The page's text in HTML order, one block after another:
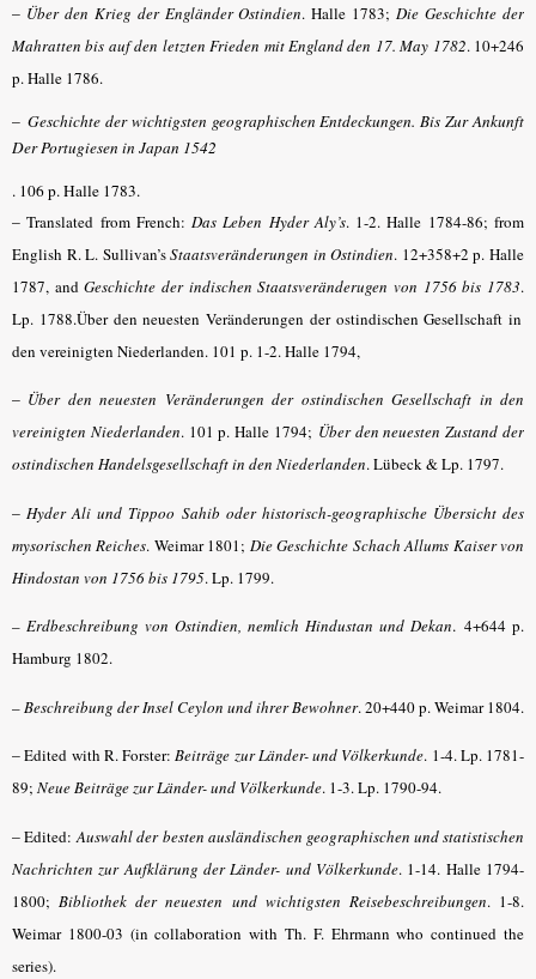
– Über den Krieg der Engländer Ostindien. Halle 1783;Die Geschichte der
Mahratten bis auf den letzten Frieden mit England den 17. May 1782.10+246
p. Halle 1786.
– Geschichte der wichtigsten geographischen Entdeckungen. Bis Zur Ankunft
Der Portugiesen in Japan 1542
. 106 p. Halle 1783.
–Translated from French:Das Leben Hyder Aly’s.1-2. Halle 1784-86; from
English R. L. Sullivan’sStaatsveränderungen in Ostindien. 12+358+2 p. Halle
1787, andGeschichte der indischen Staatsveränderugen von 1756 bis 1783.
Lp. 1788.Über den neuesten Veränderungen der ostindischen Gesellschaft in
den vereinigten Niederlanden. 101 p. 1-2. Halle 1794,
– Über den neuesten Veränderungen der ostindischen Gesellschaft in den
vereinigten Niederlanden. 101 p. Halle 1794; Über den neuesten Zustand der
ostindischen Handelsgesellschaft in den Niederlanden.Lübeck & Lp. 1797.
–Hyder Ali und Tippoo Sahib oder historisch-geographische Übersicht des
mysorischen Reiches. Weimar 1801; Die Geschichte Schach Allums Kaiser von
Hindostan von 1756 bis 1795.Lp. 1799.
– Erdbeschreibung von Ostindien, nemlich Hindustan und Dekan. 4+644 p.
Hamburg 1802.
–Beschreibung der Insel Ceylon und ihrer Bewohner. 20+440 p. Weimar 1804.
–Edited with R. Forster:Beiträge zur Länder- und Völkerkunde. 1-4. Lp. 1781-
89; Neue Beiträge zur Länder- und Völkerkunde. 1-3. Lp. 1790-94.
–Edited:Auswahl der besten ausländischen geographischen und statistischen
Nachrichten zur Aufklärung der Länder- und Völkerkunde. 1-14. Halle 1794-
1800;Bibliothek der neuesten und wichtigsten Reisebeschreibungen.1-8.
Weimar 1800-03 (in collaboration with Th. F. Ehrmann who continued the
series).